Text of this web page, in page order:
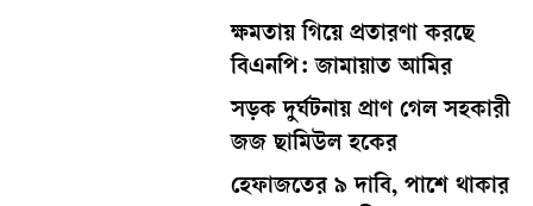
ক্ষমতায় গিয়ে প্রতারণা করছে
বিএনপি: জামায়াত আমির
সড়ক দুর্ঘটনায় প্রাণ গেল সহকারী
জজ ছামিউল হকের
হেফাজতের ৯ দাবি, পাশে থাকার